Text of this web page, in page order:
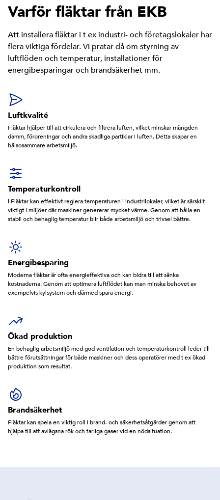
Varför fläktar från EKB
Att installera fläktar i t ex industri- och företagslokaler har
flera viktiga fördelar. Vi pratar då om styrning av
luftflöden och temperatur, installationer för
energibesparingar och brandsäkerhet mm.
Luftkvalité
Fläktar hjälper till att cirkulera och filtrera luften, vilket minskar mängden
damm, föroreningar och andra skadliga partiklar i luften. Detta skapar en
hälsosammare arbetsmiljö.
Temperaturkontroll
l Fläktar kan effektivt reglera temperaturen i industrilokaler, vilket är särskilt
viktigt i miljöer där maskiner genererar mycket värme. Genom att hålla en
stabil och behaglig temperatur blir både arbetsmiljö och trivsel bättre.
Energibesparing
Moderna fläktar är ofta energieffektiva och kan bidra till att sänka
kostnaderna. Genom att optimera luftflödet kan man minska behovet av
exempelvis kylsystem och därmed spara energi.
Ökad produktion
En behaglig arbetsmiljö med god ventilation och temperaturkontroll leder till
bättre förutsättningar för både maskiner och dess operatörer med t ex ökad
produktion som resultat.
Brandsäkerhet
Fläktar kan spela en viktig roll i brand- och säkerhetsåtgärder genom att
hjälpa till att avlägsna rök och farliga gaser vid en nödsituation.